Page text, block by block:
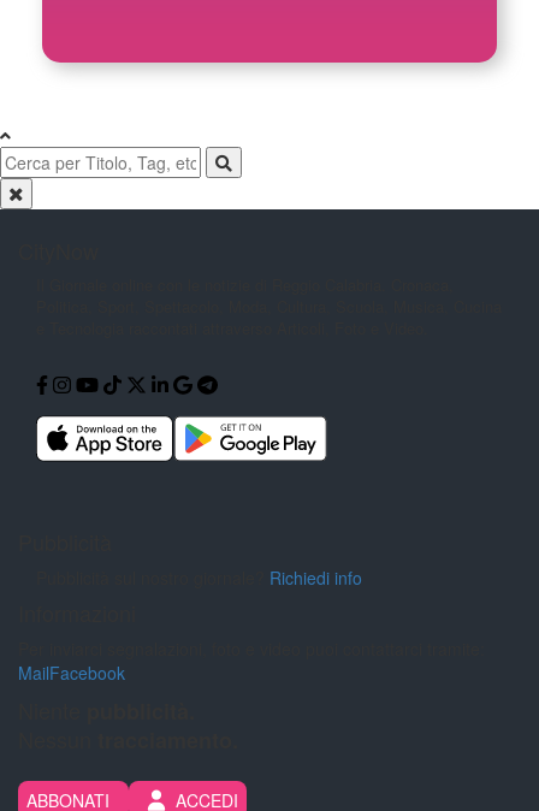
Richiedi info
MailFacebook
ABBONATI ACCEDI